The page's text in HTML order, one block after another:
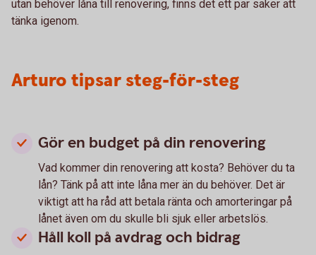
utan behöver låna till renovering, finns det ett par saker att
tänka igenom.
Arturo tipsar steg-för-steg
Gör en budget på din renovering
Vad kommer din renovering att kosta? Behöver du ta
lån? Tänk på att inte låna mer än du behöver. Det är
viktigt att ha råd att betala ränta och amorteringar på
lånet även om du skulle bli sjuk eller arbetslös.
Håll koll på avdrag och bidrag